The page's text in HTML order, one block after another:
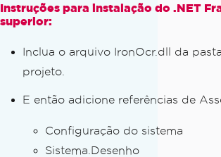
Instruções para instalação do .NET
superior:
Inclua o arquivo IronOcr.dll da
projeto.
E então adicione referências de
Configuração do sistema
Sistema.Desenho